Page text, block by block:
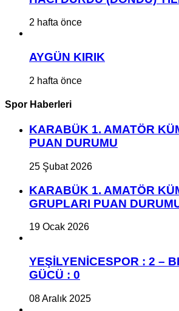
2 hafta önce
AYGÜN KIRIK
2 hafta önce
Spor Haberleri
KARABÜK 1. AMATÖR
PUAN DURUMU
25 Şubat 2026
KARABÜK 1. AMATÖR
GRUPLARI PUAN
19 Ocak 2026
YEŞİLYENİCESPOR : 2 –
GÜCÜ : 0
08 Aralık 2025